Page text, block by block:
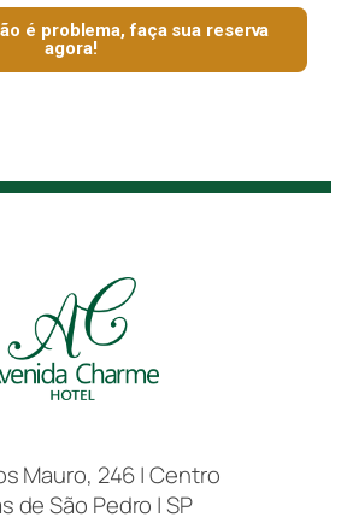
é problema, faça sua reserva
agora!
Mauro, 246 | Centro
de São Pedro | SP